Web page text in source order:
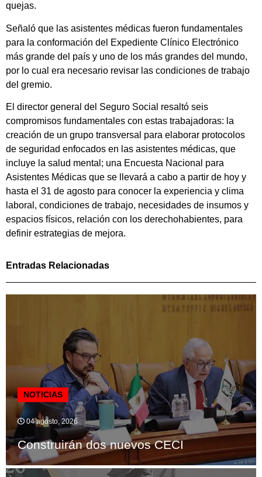
quejas.
Señaló que las asistentes médicas fueron fundamentales
para la conformación del Expediente Clínico Electrónico
más grande del país y uno de los más grandes del mundo,
por lo cual era necesario revisar las condiciones de trabajo
del gremio.
El director general del Seguro Social resaltó seis
compromisos fundamentales con estas trabajadoras: la
creación de un grupo transversal para elaborar protocolos
de seguridad enfocados en las asistentes médicas, que
incluye la salud mental; una Encuesta Nacional para
Asistentes Médicas que se llevará a cabo a partir de hoy y
hasta el 31 de agosto para conocer la experiencia y clima
laboral, condiciones de trabajo, necesidades de insumos y
espacios físicos, relación con los derechohabientes, para
definir estrategias de mejora.
Entradas Relacionadas
NOTICIAS
04 agosto, 2026
Construirán dos nuevos CECI